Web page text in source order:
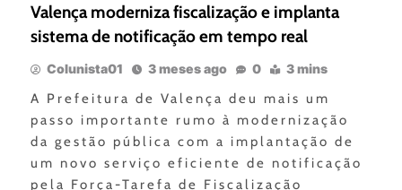
Valença moderniza fiscalização e implanta
sistema de notificação em tempo real
Colunista01 3 meses ago 0 3 mins
A Prefeitura de Valença deu mais um
passo importante rumo à modernização
da gestão pública com a implantação de
um novo serviço eficiente de notificação
pela Força-Tarefa de Fiscalização